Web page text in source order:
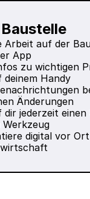
Arbeit auf der
App
zu wichtigen
Handy
Änderungen
dir jederzeit
Werkzeug
digital vor